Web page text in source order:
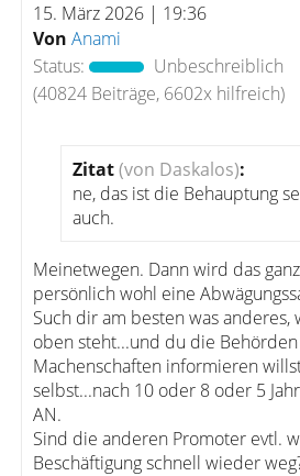
15. März 2026 | 19:36
Von Anami
Status:
Unbeschreiblich
(40824 Beiträge, 6602x hilfreich)
Zitat(von Daskalos):
ne, das ist die Behauptung
auch.
Meinetwegen. Dann wird das
persönlich wohl eine
Such dir am besten was anderes,
oben steht...und du die
Machenschaften informieren
selbst...nach 10 oder 8 oder 5
AN.
Sind die anderen Promoter evtl.
Beschäftigung schnell wieder